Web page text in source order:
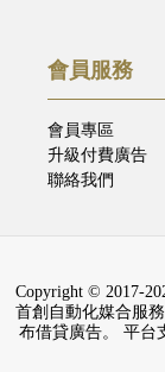
會員服務
會員專區
升級付費廣告
聯絡我們
Copyright © 2017-
首創自動化媒合服
布借貸廣告。 平台